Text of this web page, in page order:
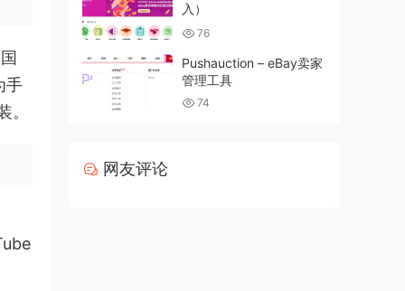
手
入）
76
Pushauction – eBay卖家
管理工具
74
网友评论